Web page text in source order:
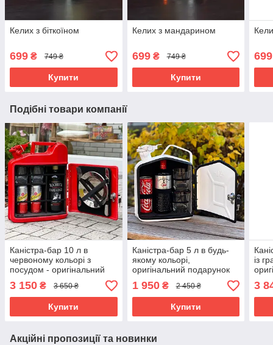
Келих з біткоїном
699 ₴ 749 ₴
Купити
Келих з мандарином
699₴ 749 ₴
Купити
699
Подібні товари компанії
Каністра-бар 10 л в
червоному кольорі з
посудом - оригінальний
народження
3 150 ₴ 3 650 ₴
Купити
Каністра-бар 5 л в будь-
якому кольорі,
оригінальний подарунок
народження
1 950₴ 2 450 ₴
Купити
із
3
Акційні пропозиції та новинки